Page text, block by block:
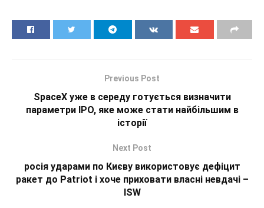
Previous Post
SpaceX уже в середу готується визначити
параметри IPO, яке може стати найбільшим в
історії
Next Post
росія ударами по Києву використовує дефіцит
ракет до Patriot і хоче приховати власні невдачі –
ISW